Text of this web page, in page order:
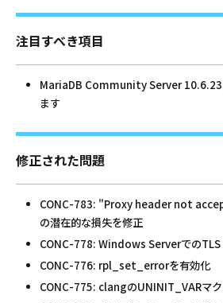
注目すべき項目
MariaDB Community Server
ます
修正された問題
CONC-783: "Proxy header not
の潜在的な損失を修正
CONC-778: Windows ServerでのTLS
CONC-776: rpl_set_errorを有効化
CONC-775: clangのUNINIT_VARマ